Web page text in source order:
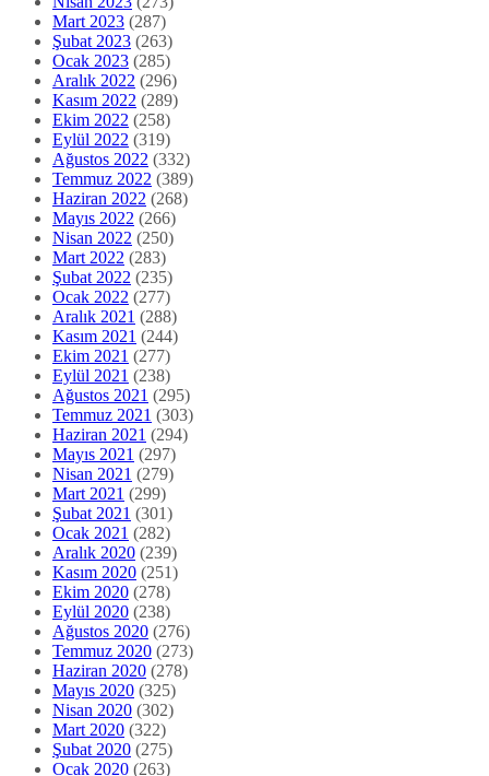
Mart 2023 (287)
Şubat 2023 (263)
Ocak 2023 (285)
Aralık 2022 (296)
Kasım 2022 (289)
Ekim 2022 (258)
Eylül 2022 (319)
Ağustos 2022 (332)
Temmuz 2022 (389)
Haziran 2022 (268)
Mayıs 2022 (266)
Nisan 2022 (250)
Mart 2022 (283)
Şubat 2022 (235)
Ocak 2022 (277)
Aralık 2021 (288)
Kasım 2021 (244)
Ekim 2021 (277)
Eylül 2021 (238)
Ağustos 2021 (295)
Temmuz 2021 (303)
Haziran 2021 (294)
Mayıs 2021 (297)
Nisan 2021 (279)
Mart 2021 (299)
Şubat 2021 (301)
Ocak 2021 (282)
Aralık 2020 (239)
Kasım 2020 (251)
Ekim 2020 (278)
Eylül 2020 (238)
Ağustos 2020 (276)
Temmuz 2020 (273)
Haziran 2020 (278)
Mayıs 2020 (325)
Nisan 2020 (302)
Mart 2020 (322)
Şubat 2020 (275)
Ocak 2020 (263)